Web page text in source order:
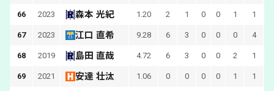
66 2023 森本 光紀 1.20 2 1 0 0 1 1
67 2023 江口 直希 9.28 6 3 0 0 0 4
68 2019 島田 直哉 4.72 6 3 0 0 2 1
69 2021 安達 壮汰 1.06 0 0 0 0 1 1